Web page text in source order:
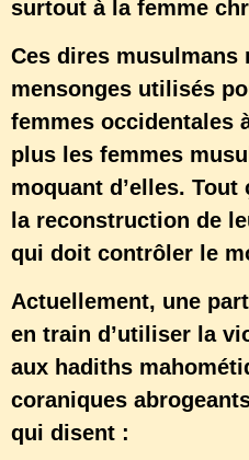
surtout à la femme
Ces dires musulmans
mensonges utilisés
femmes occidentales
plus les femmes
moquant d’elles.
la reconstruction de
qui doit contrôler le
Actuellement, une
en train d’utiliser la
aux hadiths
coraniques
qui disent :